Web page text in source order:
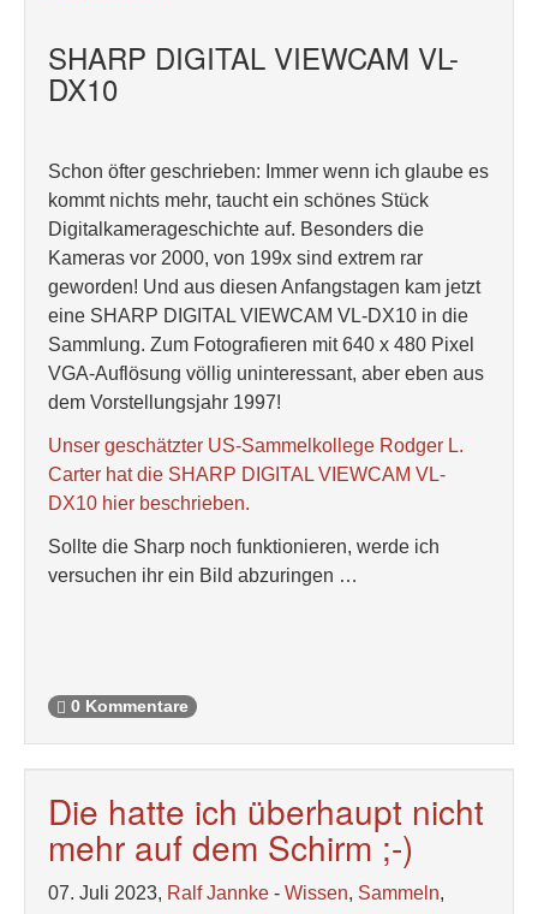
SHARP DIGITAL VIEWCAM VL-
DX10
Schon öfter geschrieben: Immer wenn ich glaube es
kommt nichts mehr, taucht ein schönes Stück
Digitalkamerageschichte auf. Besonders die
Kameras vor 2000, von 199x sind extrem rar
geworden! Und aus diesen Anfangstagen kam jetzt
eine SHARP DIGITAL VIEWCAM VL-DX10 in die
Sammlung. Zum Fotografieren mit 640 x 480 Pixel
VGA-Auflösung völlig uninteressant, aber eben aus
dem Vorstellungsjahr 1997!
Unser geschätzter US-Sammelkollege Rodger L.
Carter hat die SHARP DIGITAL VIEWCAM VL-
DX10 hier beschrieben.
Sollte die Sharp noch funktionieren, werde ich
versuchen ihr ein Bild abzuringen …
0 Kommentare
Die hatte ich überhaupt nicht
mehr auf dem Schirm ;-)
07. Juli 2023, Ralf Jannke - Wissen, Sammeln,